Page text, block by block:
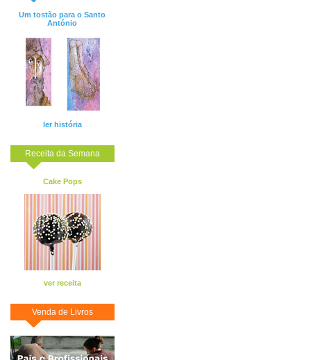
Um tostão para o Santo
António
ler história
Receita da Semana
Cake Pops
ver receita
Venda de Livros